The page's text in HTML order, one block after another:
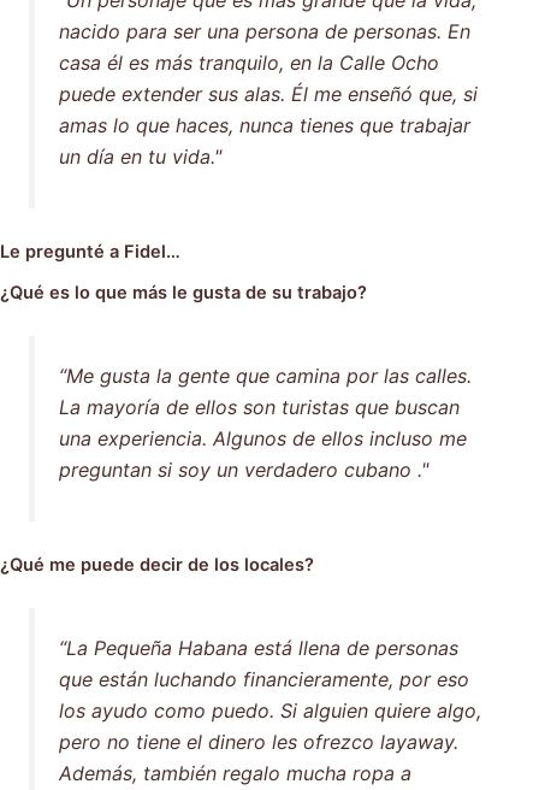
nacido para ser una persona de personas. En
casa él es más tranquilo, en la Calle Ocho
puede extender sus alas. Él me enseñó que, si
amas lo que haces, nunca tienes que trabajar
un día en tu vida."
Le pregunté a Fidel…
¿Qué es lo que más le gusta de su trabajo?
“Me gusta la gente que camina por las calles.
La mayoría de ellos son turistas que buscan
una experiencia. Algunos de ellos incluso me
preguntan si soy un verdadero cubano ."
¿Qué me puede decir de los locales?
“La Pequeña Habana está llena de personas
que están luchando financieramente, por eso
los ayudo como puedo. Si alguien quiere algo,
pero no tiene el dinero les ofrezco layaway.
Además, también regalo mucha ropa a